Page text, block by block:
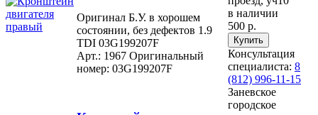
Оригинал Б.У. в хорошем
состоянии, без дефектов 1.9
TDI 03G199207F
Арт.: 1967 Оригинальный
номер: 03G199207F
в наличии
500 р.
Консультация
специалиста: 8
(812) 996-11-15
Заневское
городское